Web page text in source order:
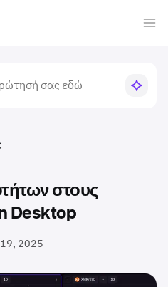
στους
Desktop
2025